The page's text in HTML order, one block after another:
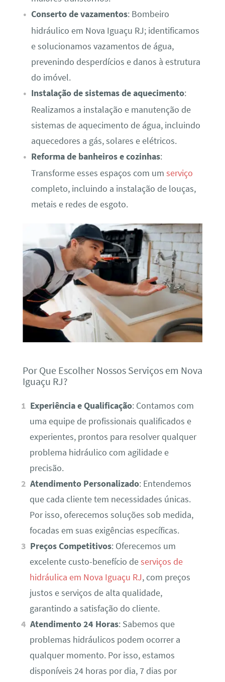
Conserto de vazamentos: Bombeiro
hidráulico em Nova Iguaçu RJ; identificamos
e solucionamos vazamentos de água,
prevenindo desperdícios e danos à estrutura
do imóvel.
Instalação de sistemas de aquecimento:
Realizamos a instalação e manutenção de
sistemas de aquecimento de água, incluindo
aquecedores a gás, solares e elétricos.
Reforma de banheiros e cozinhas:
Transforme esses espaços com um serviço
completo, incluindo a instalação de louças,
metais e redes de esgoto.
Por Que Escolher Nossos Serviços em Nova
Iguaçu RJ?
Experiência e Qualificação: Contamos com
uma equipe de profissionais qualificados e
experientes, prontos para resolver qualquer
problema hidráulico com agilidade e
precisão.
Atendimento Personalizado: Entendemos
que cada cliente tem necessidades únicas.
Por isso, oferecemos soluções sob medida,
focadas em suas exigências específicas.
Preços Competitivos: Oferecemos um
excelente custo-benefício deserviços de
hidráulica em Nova Iguaçu RJ, com preços
justos e serviços de alta qualidade,
garantindo a satisfação do cliente.
Atendimento 24 Horas: Sabemos que
problemas hidráulicos podem ocorrer a
qualquer momento. Por isso, estamos
disponíveis 24 horas por dia, 7 dias por